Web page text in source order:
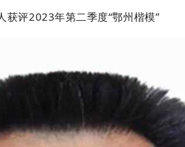
获评2023年第二季度“鄂州楷模”